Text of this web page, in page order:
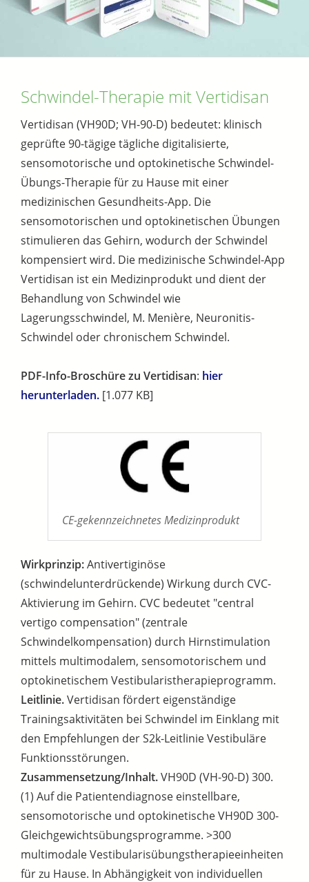
Schwindel-Therapie mit Vertidisan
Vertidisan (VH90D; VH-90-D) bedeutet: klinisch
geprüfte 90-tägige tägliche digitalisierte,
sensomotorische und optokinetische Schwindel-
Übungs-Therapie für zu Hause mit einer
medizinischen Gesundheits-App. Die
sensomotorischen und optokinetischen Übungen
stimulieren das Gehirn, wodurch der Schwindel
kompensiert wird. Die medizinische Schwindel-App
Vertidisan ist ein Medizinprodukt und dient der
Behandlung von Schwindel wie
Lagerungsschwindel, M. Menière, Neuronitis-
Schwindel oder chronischem Schwindel.
PDF-Info-Broschüre zu Vertidisan: hier
herunterladen. [1.077 KB]
CE-gekennzeichnetes Medizinprodukt
Wirkprinzip:Antivertiginöse
(schwindelunterdrückende) Wirkung durch CVC-
Aktivierung im Gehirn. CVC bedeutet "central
vertigo compensation" (zentrale
Schwindelkompensation) durch Hirnstimulation
mittels multimodalem, sensomotorischem und
optokinetischem Vestibularistherapieprogramm.
Leitlinie.Vertidisan fördert eigenständige
Trainingsaktivitäten bei Schwindel im Einklang mit
den Empfehlungen der S2k-Leitlinie Vestibuläre
Funktionsstörungen.
Zusammensetzung/Inhalt.VH90D (VH-90-D) 300.
(1) Auf die Patientendiagnose einstellbare,
sensomotorische und optokinetische VH90D 300-
Gleichgewichtsübungsprogramme. >300
multimodale Vestibularisübungstherapieeinheiten
für zu Hause. In Abhängigkeit von individuellen